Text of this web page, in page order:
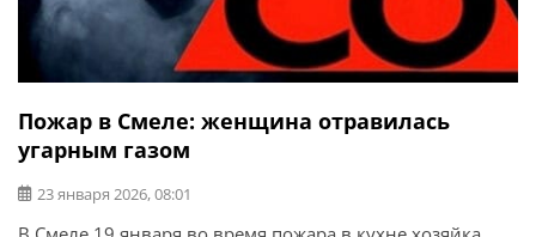
Пожар в Смеле: женщина отравилась
угарным газом
23 января 2026, 08:01